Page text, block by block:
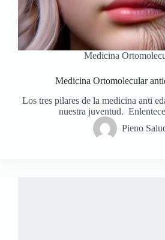
Medicina
Medicina Ortomolecular
Los tres pilares de la medicina anti
nuestra juventud.
Pieno